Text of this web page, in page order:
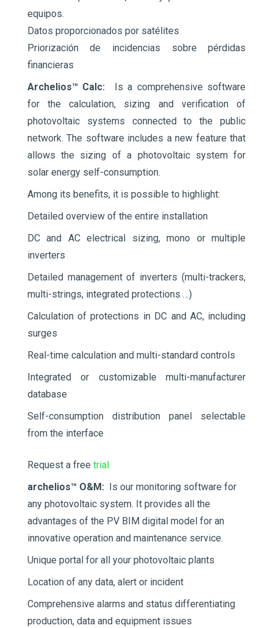
equipos.
Datos proporcionados por satélites
Priorización de incidencias sobre pérdidas
financieras
Archelios™ Calc:
Is a comprehensive software
for the calculation, sizing and verification of
photovoltaic systems connected to the public
network. The software includes a new feature that
allows the sizing of a photovoltaic system for
solar energy self-consumption.
Among its benefits, it is possible to highlight:
Detailed overview of the entire installation
DC and AC electrical sizing, mono or multiple
inverters
Detailed management of inverters (multi-trackers,
multi-strings, integrated protections …)
Calculation of protections in DC and AC, including
surges
Real-time calculation and multi-standard controls
Integrated or customizable multi-manufacturer
database
Self-consumption distribution panel selectable
from the interface
Request a free trial
archelios™ O&M:
Is our monitoring software for
any photovoltaic system. It provides all the
advantages of the PV BIM digital model for an
innovative operation and maintenance service.
Unique portal for all your photovoltaic plants
Location of any data, alert or incident
Comprehensive alarms and status differentiating
production, data and equipment issues